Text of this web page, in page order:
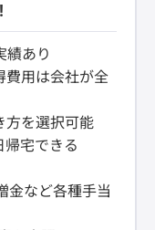
績あり
費用は会社が全
方を選択可能
帰宅できる
金など各種手当